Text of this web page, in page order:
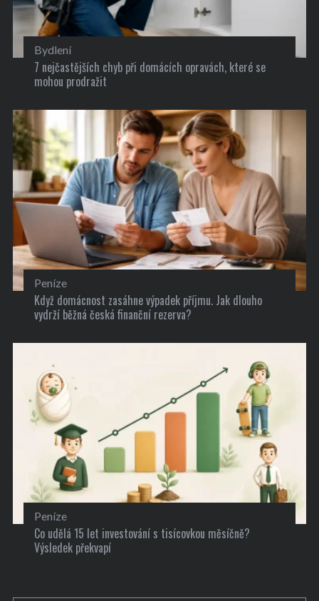
Bydlení
7 nejčastějších chyb při domácích opravách, které se
mohou prodražit
Peníze
Když domácnost zasáhne výpadek příjmu. Jak dlouho
vydrží běžná česká finanční rezerva?
Peníze
Co udělá 15 let investování s tisícovkou měsíčně?
Výsledek překvapí